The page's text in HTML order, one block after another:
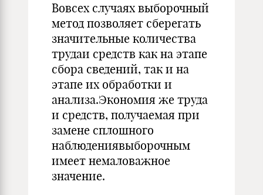
Вовсех случаях выборочный
метод позволяет сберегать
значительные количества
трудаи средств как на этапе
сбора сведений, так и на
этапе их обработки и
анализа.Экономия же труда
и средств, получаемая при
замене сплошного
наблюдениявыборочным
имеет немаловажное
значение.